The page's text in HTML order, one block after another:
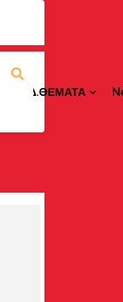
ΕΙΔ.ΘΕΜΑΤΑ